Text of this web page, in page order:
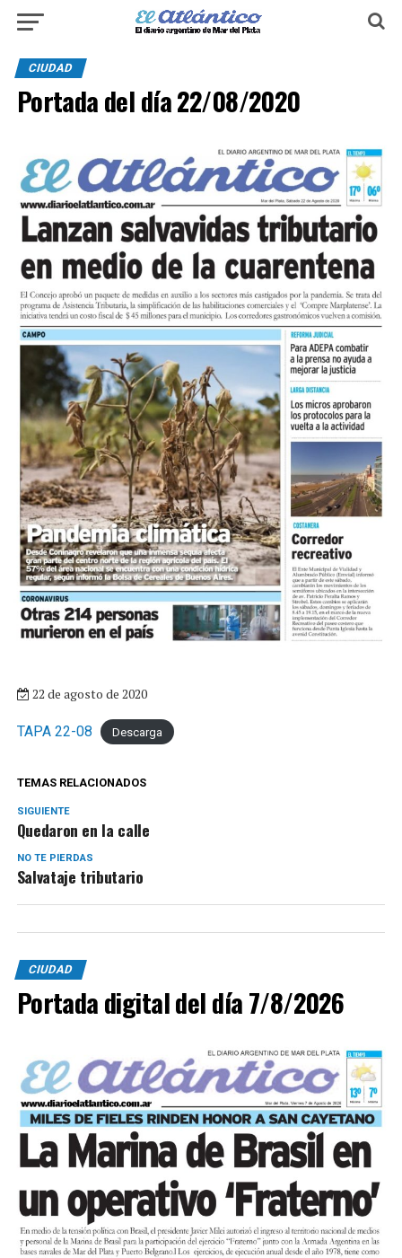
CIUDAD
Portada del día 22/08/2020
22 de agosto de 2020
TAPA 22-08 Descarga
TEMAS RELACIONADOS
SIGUIENTE
Quedaron en la calle
NO TE PIERDAS
Salvataje tributario
CIUDAD
Portada digital del día 7/8/2026